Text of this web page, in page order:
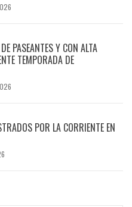
PASEANTES Y CON ALTA
TEMPORADA DE
POR LA CORRIENTE EN